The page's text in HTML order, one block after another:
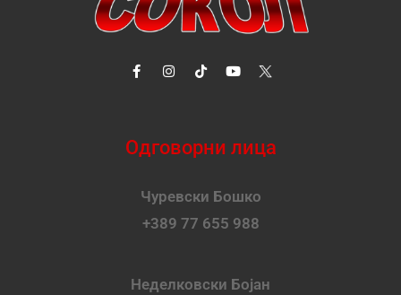
Одговорни лица
Чуревски Бошко
+389 77 655 988
Неделковски Бојан